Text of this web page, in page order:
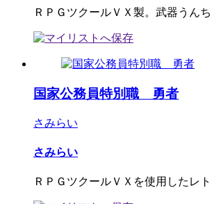
ＲＰＧツクールＶＸ製。武器うんち
国家公務員特別職 勇者
さみらい
さみらい
ＲＰＧツクールＶＸを使用したレ